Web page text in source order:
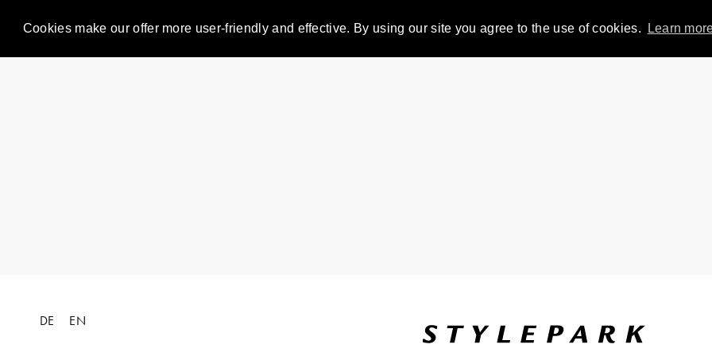
Cookies make our offer more user-friendly and effective. By using our site you agree to the use of cookies. Learn
DE EN